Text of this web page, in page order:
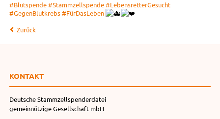
#Blutspende#Stammzellspende#LebensretterGesucht
#GegenBlutkrebs#FürDasLeben
Zurück
KONTAKT
Deutsche Stammzellspenderdatei
gemeinnützige Gesellschaft mbH